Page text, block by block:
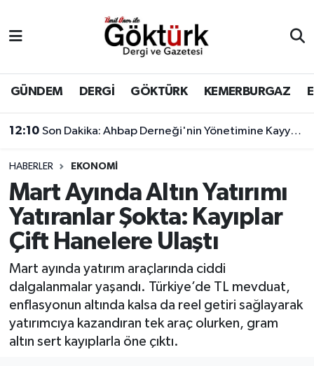
GÜNDEM DERGİ GÖKTÜRK KEMERBURGAZ
12:10 Son Dakika: Ahbap Derneği'nin Yönetimine Kayyum Atandı
HABERLER EKONOMİ
Mart Ayında Altın Yatırımı
Yatıranlar Şokta: Kayıplar
Çift Hanelere Ulaştı
Mart ayında yatırım araçlarında ciddi
dalgalanmalar yaşandı. Türkiye’de TL mevduat,
enflasyonun altında kalsa da reel getiri sağlayarak
yatırımcıya kazandıran tek araç olurken, gram
altın sert kayıplarla öne çıktı.
BİLİM
DERGİ
DÜNYA
EĞİTİM
EKONOMİ
GÖKTÜRK
GÜNDEM
KEMERBURGAZ
Eyüpsultan Hava Durumu
Eyüpsultan Trafik Yoğunluk Haritası
Süper Lig Puan Durumu ve Fikstür
Tüm Manşetler
Son Dakika Haberleri
Haber Arşivi